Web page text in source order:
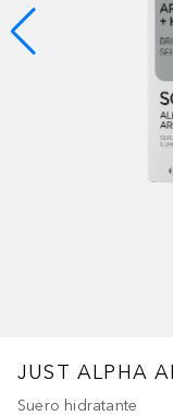
JUST ALPHA
Suero hidratante